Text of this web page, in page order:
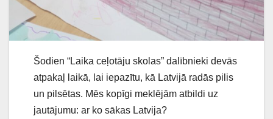
Šodien “Laika ceļotāju skolas” dalībnieki devās
atpakaļ laikā, lai iepazītu, kā Latvijā radās pilis
un pilsētas. Mēs kopīgi meklējām atbildi uz
jautājumu: ar ko sākas Latvija?